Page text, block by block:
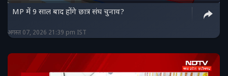
MP में 9 साल बाद होंगे छात्र संघ चुनाव?
अगस्त 07, 2026 21:39 pm IST